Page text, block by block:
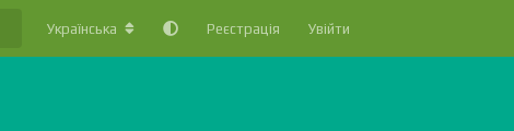
Українська Реєстрація Увійти